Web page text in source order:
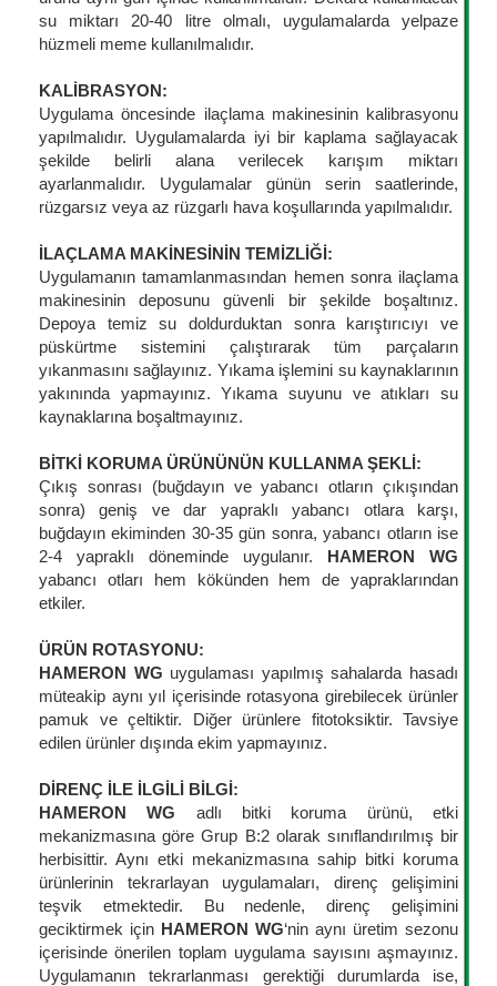
su miktarı 20-40 litre olmalı, uygulamalarda yelpaze
hüzmeli meme kullanılmalıdır.
KALİBRASYON:
Uygulama öncesinde ilaçlama makinesinin kalibrasyonu
yapılmalıdır. Uygulamalarda iyi bir kaplama sağlayacak
şekilde belirli alana verilecek karışım miktarı
ayarlanmalıdır. Uygulamalar günün serin saatlerinde,
rüzgarsız veya az rüzgarlı hava koşullarında yapılmalıdır.
İLAÇLAMA MAKİNESİNİN TEMİZLİĞİ:
Uygulamanın tamamlanmasından hemen sonra ilaçlama
makinesinin deposunu güvenli bir şekilde boşaltınız.
Depoya temiz su doldurduktan sonra karıştırıcıyı ve
püskürtme sistemini çalıştırarak tüm parçaların
yıkanmasını sağlayınız. Yıkama işlemini su kaynaklarının
yakınında yapmayınız. Yıkama suyunu ve atıkları su
kaynaklarına boşaltmayınız.
BİTKİ KORUMA ÜRÜNÜNÜN KULLANMA ŞEKLİ:
Çıkış sonrası (buğdayın ve yabancı otların çıkışından
sonra) geniş ve dar yapraklı yabancı otlara karşı,
buğdayın ekiminden 30-35 gün sonra, yabancı otların ise
2-4 yapraklı döneminde uygulanır.
HAMERON WG
yabancı otları hem kökünden hem de yapraklarından
etkiler.
ÜRÜN ROTASYONU:
HAMERON WG uygulaması yapılmış sahalarda hasadı
müteakip aynı yıl içerisinde rotasyona girebilecek ürünler
pamuk ve çeltiktir. Diğer ürünlere fitotoksiktir. Tavsiye
edilen ürünler dışında ekim yapmayınız.
DİRENÇ İLE İLGİLİ BİLGİ:
HAMERON WG adlı bitki koruma ürünü, etki
mekanizmasına göre Grup B:2 olarak sınıflandırılmış bir
herbisittir. Aynı etki mekanizmasına sahip bitki koruma
ürünlerinin tekrarlayan uygulamaları, direnç gelişimini
teşvik etmektedir. Bu nedenle, direnç gelişimini
geciktirmek için HAMERON WG‘nin aynı üretim sezonu
içerisinde önerilen toplam uygulama sayısını aşmayınız.
Uygulamanın tekrarlanması gerektiği durumlarda ise,